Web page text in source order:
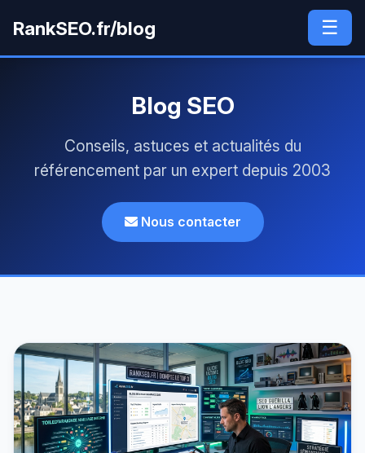
RankSEO.fr/blog ☰
Blog SEO
Conseils, astuces et actualités du
référencement par un expert depuis 2003
Nous contacter